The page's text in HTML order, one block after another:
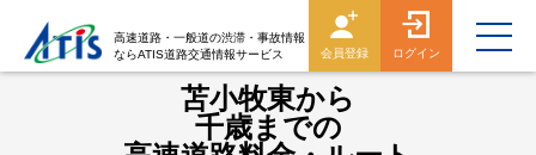
高速道路・一般道の渋滞・事故情報
ならATIS道路交通情報サービス
会員登録 ログイン
苫小牧東から
千歳までの